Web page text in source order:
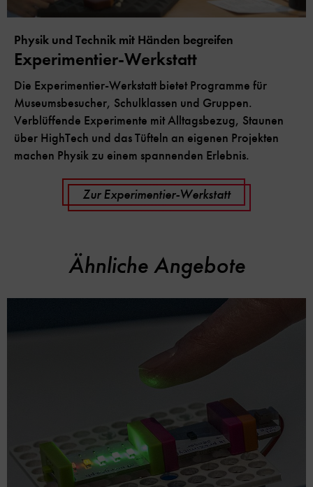
Physik und Technik mit Händen begreifen
Experimentier-Werkstatt
Die Experimentier-Werkstatt bietet Programme für
Museumsbesucher, Schulklassen und Gruppen.
Verblüffende Experimente mit Alltagsbezug, Staunen
über HighTech und das Tüfteln an eigenen Projekten
machen Physik zu einem spannenden Erlebnis.
Zur Experimentier-Werkstatt
Ähnliche Angebote